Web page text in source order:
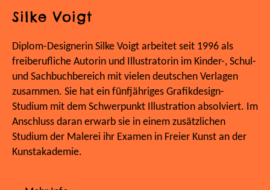
Silke Voigt
Diplom-Designerin Silke Voigt arbeitet seit 1996 als
freiberufliche Autorin und Illustratorin im Kinder-, Schul-
und Sachbuchbereich mit vielen deutschen Verlagen
zusammen. Sie hat ein fünfjähriges Grafikdesign-
Studium mit dem Schwerpunkt Illustration absolviert. Im
Anschluss daran erwarb sie in einem zusätzlichen
Studium der Malerei ihr Examen in Freier Kunst an der
Kunstakademie.